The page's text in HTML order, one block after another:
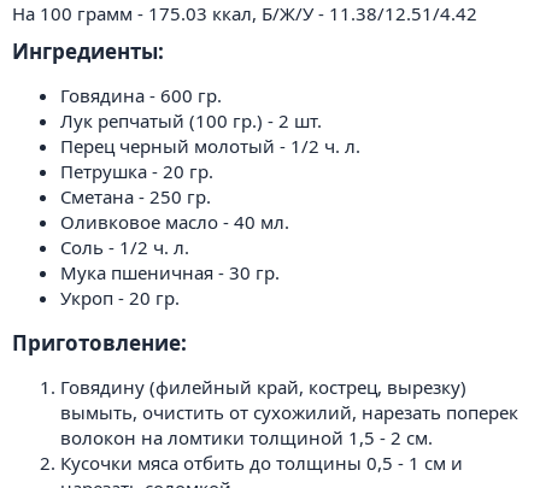
На 100 грамм - 175.03 ккал, Б/Ж/У - 11.38/12.51/4.42
Ингредиенты:​
Говядина - 600 гр.
Лук репчатый (100 гр.) - 2 шт.
Перец черный молотый - 1/2 ч. л.
Петрушка - 20 гр.
Сметана - 250 гр.
Оливковое масло - 40 мл.
Соль - 1/2 ч. л.
Мука пшеничная - 30 гр.
Укроп - 20 гр.
Приготовление:​
Говядину (филейный край, кострец, вырезку)
вымыть, очистить от сухожилий, нарезать поперек
волокон на ломтики толщиной 1,5 - 2 см.
Кусочки мяса отбить до толщины 0,5 - 1 см и